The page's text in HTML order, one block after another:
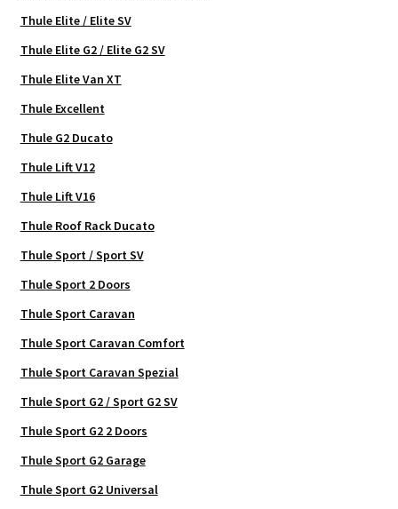
Thule Elite / Elite SV
Thule Elite G2 / Elite G2 SV
Thule Elite Van XT
Thule Excellent
Thule G2 Ducato
Thule Lift V12
Thule Lift V16
Thule Roof Rack Ducato
Thule Sport / Sport SV
Thule Sport 2 Doors
Thule Sport Caravan
Thule Sport Caravan Comfort
Thule Sport Caravan Spezial
Thule Sport G2 / Sport G2 SV
Thule Sport G2 2 Doors
Thule Sport G2 Garage
Thule Sport G2 Universal